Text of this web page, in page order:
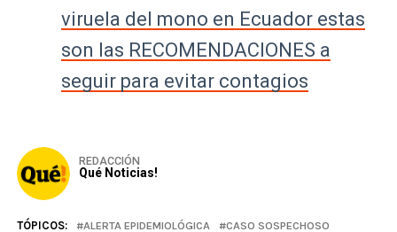
viruela del mono en Ecuador estas
son las RECOMENDACIONES a
seguir para evitar contagios
REDACCIÓN
Qué Noticias!
TÓPICOS: ALERTA EPIDEMIOLÓGICA CASO SOSPECHOSO